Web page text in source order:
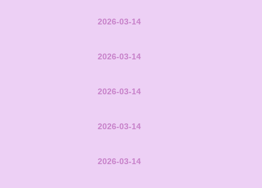
2026-03-14
2026-03-14
2026-03-14
2026-03-14
2026-03-14